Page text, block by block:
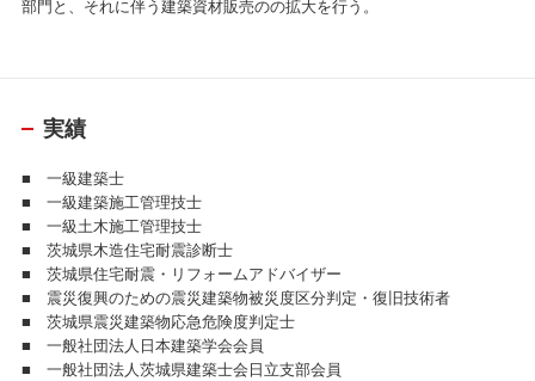
部門と、それに伴う建築資材販売のの拡大を行う。
実績
■ 一級建築士
■ 一級建築施工管理技士
■ 一級土木施工管理技士
■ 茨城県木造住宅耐震診断士
■ 茨城県住宅耐震・リフォームアドバイザー
■ 震災復興のための震災建築物被災度区分判定・復旧技術者
■ 茨城県震災建築物応急危険度判定士
■ 一般社団法人日本建築学会会員
■ 一般社団法人茨城県建築士会日立支部会員